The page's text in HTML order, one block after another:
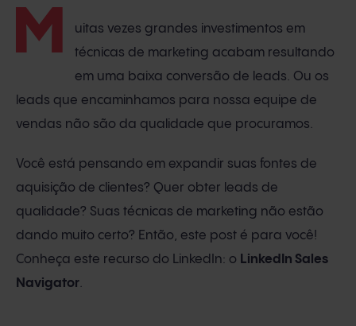
M
uitas vezes grandes investimentos em
técnicas de marketing acabam resultando
em uma baixa conversão de leads. Ou os
leads que encaminhamos para nossa equipe de
vendas não são da qualidade que procuramos.
Você está pensando em expandir suas fontes de
aquisição de clientes? Quer obter leads de
qualidade? Suas técnicas de marketing não estão
dando muito certo? Então, este post é para você!
Conheça este recurso do LinkedIn: o LinkedIn Sales
Navigator.